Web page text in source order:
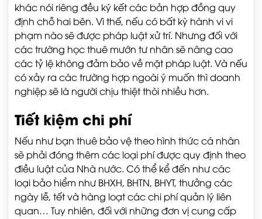
khác nói riêng đều ký kết các bản hợp đồng quy
định chỗ hai bên. Vì thế, nếu có bất kỳ hành vi vi
phạm nào sẽ được pháp luật xử trí. Nhưng đối với
các trường học thuê mướn tư nhân sẽ nâng cao
các tỷ lệ không đảm bảo về mặt pháp luật. Và nếu
có xảy ra các trường hợp ngoài ý muốn thì doanh
nghiệp sẽ là người chịu thiệt thòi nhiều hơn.
Tiết kiệm chi phí
Nếu như bạn thuê bảo vệ theo hình thức cá nhân
sẽ phải đóng thêm các loại phí được quy định theo
điều luật của Nhà nước. Có thể kể đến như các
loại bảo hiểm như BHXH, BHTN, BHYT, thưởng các
ngày lễ, tết và hàng loạt các chi phí quản lý liên
quan… Tuy nhiên, đối với những đơn vị cung cấp